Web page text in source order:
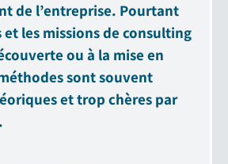
de l’entreprise. Pourtant
les missions de consulting
ou à la mise en
sont souvent
et trop chères par